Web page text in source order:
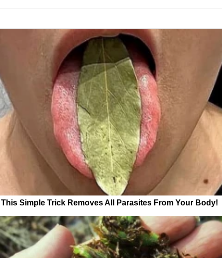
This Simple Trick Removes All Parasites From Your Body!